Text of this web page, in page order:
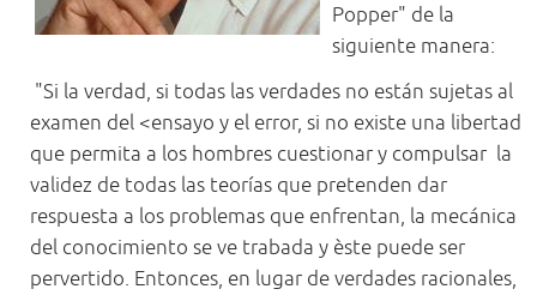
Popper" de la
siguiente manera:
"Si la verdad, si todas las verdades no están sujetas al
examen del <ensayo y el error, si no existe una libertad
que permita a los hombres cuestionar y compulsar la
validez de todas las teorías que pretenden dar
respuesta a los problemas que enfrentan, la mecánica
del conocimiento se ve trabada y èste puede ser
pervertido. Entonces, en lugar de verdades racionales,